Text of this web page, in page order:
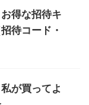
得な招待キ
待コード・
が買ってよ